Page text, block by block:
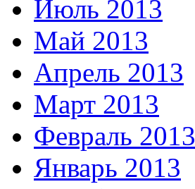
Июль 2013
Май 2013
Апрель 2013
Март 2013
Февраль 2013
Январь 2013